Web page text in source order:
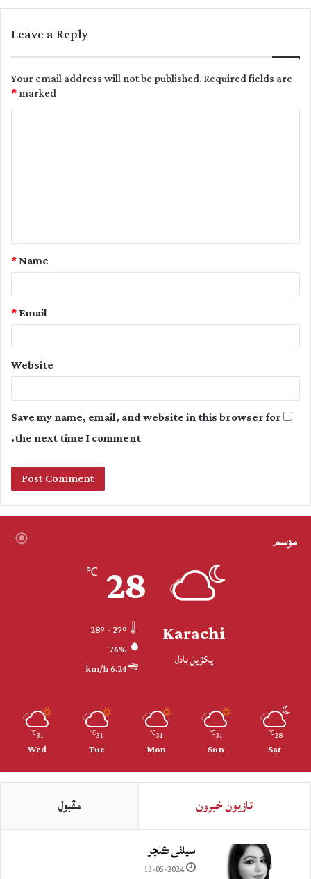
Leave a Reply
Your email address will not be published.Required fields are
marked
*
t
Name
*
Email
*
Website
Save my name, email, and website in this browser for
the next time I comment.
موسم
Karachi
پکڙيل بادل
28
℃
76%
6.24 km/h
28
℃
Sat
31
℃
Sun
31
℃
Mon
31
℃
Tue
31
℃
Wed
تازيون خبرون مقبول
سيلفي ڪلچر
13-05-2024